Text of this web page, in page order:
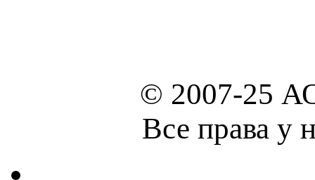
© 2007-25
Все права у